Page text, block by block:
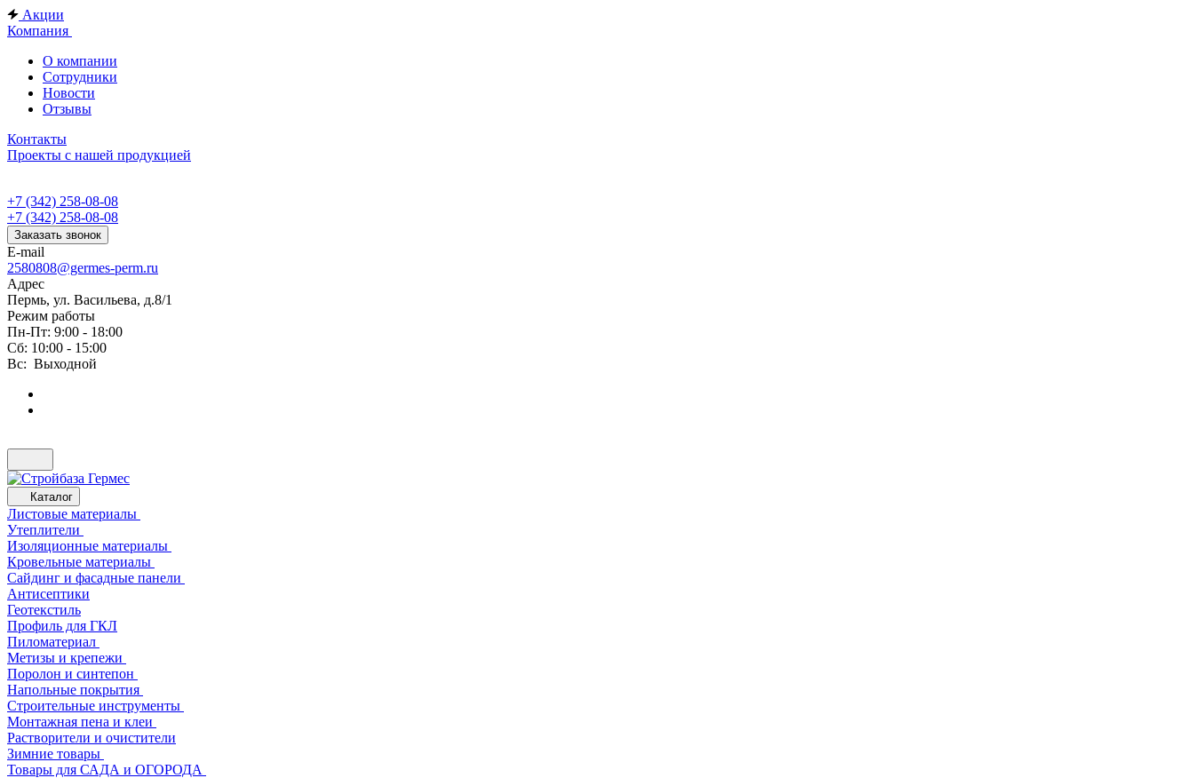
Акции
Компания
О компании
Сотрудники
Новости
Отзывы
Контакты
Проекты с нашей продукцией
+7 (342) 258-08-08
+7 (342) 258-08-08
Заказать звонок
E-mail
2580808@germes-perm.ru
Адрес
Пермь, ул. Васильева, д.8/1
Режим работы
Пн-Пт: 9:00 - 18:00
Сб: 10:00 - 15:00
Вс: Выходной
Каталог
Листовые материалы
Утеплители
Изоляционные материалы
Кровельные материалы
Сайдинг и фасадные панели
Антисептики
Геотекстиль
Профиль для ГКЛ
Пиломатериал
Метизы и крепежи
Поролон и синтепон
Напольные покрытия
Строительные инструменты
Монтажная пена и клеи
Растворители и очистители
Зимние товары
Товары для САДА и ОГОРОДА